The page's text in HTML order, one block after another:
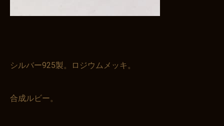
シルバー925製。ロジウムメッキ。
合成ルビー。